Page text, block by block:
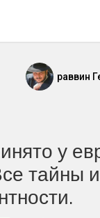
раввин
у
тайны